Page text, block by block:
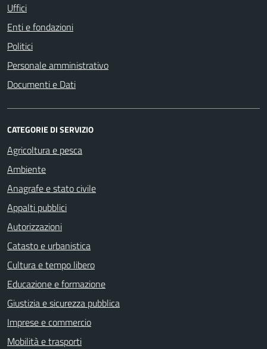
Uffici
Enti e fondazioni
Politici
Personale amministrativo
Documenti e Dati
CATEGORIE DI SERVIZIO
Agricoltura e pesca
Ambiente
Anagrafe e stato civile
Appalti pubblici
Autorizzazioni
Catasto e urbanistica
Cultura e tempo libero
Educazione e formazione
Giustizia e sicurezza pubblica
Imprese e commercio
Mobilità e trasporti